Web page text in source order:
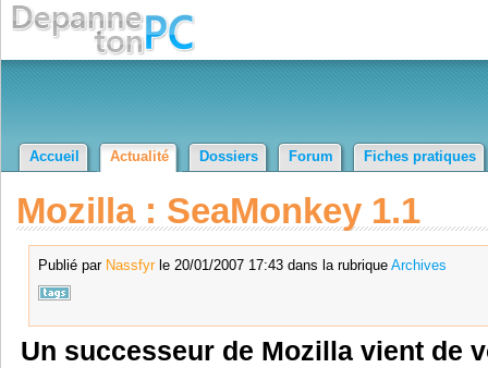
Accueil Actualité Dossiers Forum Fiches pratiques
Mozilla : SeaMonkey 1.1
Publié par Nassfyrle 20/01/2007 17:43 dans la rubrique Archives
Un successeur de Mozilla vient de